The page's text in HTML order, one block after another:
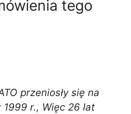
tego
przeniosły się na
r., Więc 26 lat